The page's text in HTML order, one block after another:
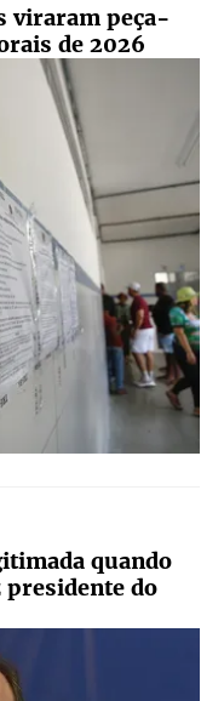
viraram peça-
de 2026
quando
presidente do